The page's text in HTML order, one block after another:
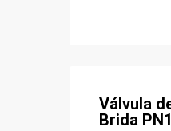
Válvula
Brida